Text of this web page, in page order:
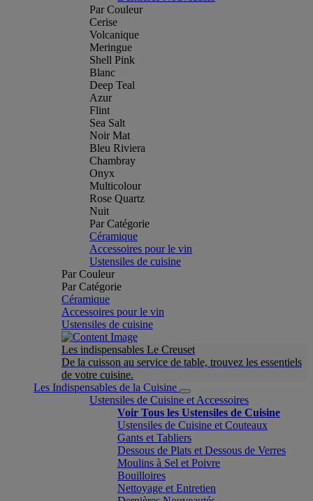
Par Couleur
Cerise
Volcanique
Meringue
Shell Pink
Blanc
Deep Teal
Azur
Flint
Sea Salt
Noir Mat
Bleu Riviera
Chambray
Onyx
Multicolour
Rose Quartz
Nuit
Par Catégorie
Céramique
Accessoires pour le vin
Ustensiles de cuisine
Par Couleur
Par Catégorie
Céramique
Accessoires pour le vin
Ustensiles de cuisine
Les indispensables Le Creuset
De la cuisson au service de table, trouvez les essentiels
de votre cuisine.
Les Indispensables de la Cuisine
Ustensiles de Cuisine et Accessoires
Voir Tous les Ustensiles de Cuisine
Ustensiles de Cuisine et Couteaux
Gants et Tabliers
Dessous de Plats et Dessous de Verres
Moulins à Sel et Poivre
Bouilloires
Nettoyage et Entretien